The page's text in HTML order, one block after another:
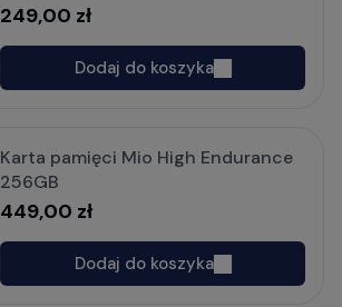
249,00 zł
Dodaj do koszyka
Karta pamięci Mio High Endurance
256GB
449,00 zł
Dodaj do koszyka